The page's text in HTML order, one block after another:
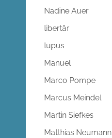
Nadine Auer
libertär
lupus
Manuel
Marco Pompe
Marcus Meindel
Martin Siefkes
Matthias Neumann